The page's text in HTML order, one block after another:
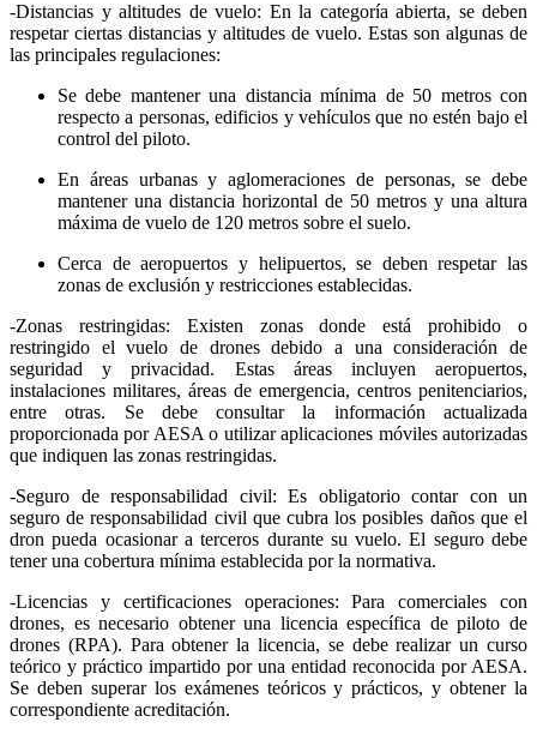
-Distancias y altitudes de vuelo: En la categoría abierta, se deben
respetar ciertas distancias y altitudes de vuelo. Estas son algunas de
las principales regulaciones:
Se debe mantener una distancia mínima de 50 metros con
respecto a personas, edificios y vehículos que no estén bajo el
control del piloto.
En áreas urbanas y aglomeraciones de personas, se debe
mantener una distancia horizontal de 50 metros y una altura
máxima de vuelo de 120 metros sobre el suelo.
Cerca de aeropuertos y helipuertos, se deben respetar las
zonas de exclusión y restricciones establecidas.
-Zonas restringidas: Existen zonas donde está prohibido o
restringido el vuelo de drones debido a una consideración de
seguridad y privacidad. Estas áreas incluyen aeropuertos,
instalaciones militares, áreas de emergencia, centros penitenciarios,
entre otras. Se debe consultar la información actualizada
proporcionada por AESA o utilizar aplicaciones móviles autorizadas
que indiquen las zonas restringidas.
-Seguro de responsabilidad civil: Es obligatorio contar con un
seguro de responsabilidad civil que cubra los posibles daños que el
dron pueda ocasionar a terceros durante su vuelo. El seguro debe
tener una cobertura mínima establecida por la normativa.
-Licencias y certificaciones operaciones: Para comerciales con
drones, es necesario obtener una licencia específica de piloto de
drones (RPA). Para obtener la licencia, se debe realizar un curso
teórico y práctico impartido por una entidad reconocida por AESA.
Se deben superar los exámenes teóricos y prácticos, y obtener la
correspondiente acreditación.